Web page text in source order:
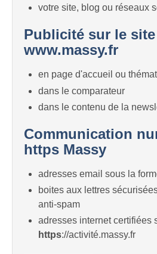
votre site, blog ou réseaux
Publicité sur le site
www.massy.fr
en page d'accueil ou
dans le comparateur
dans le contenu de la
Communication
https Massy
adresses email sous la
boites aux lettres
anti-spam
adresses internet certifiées
https://activité.massy.fr